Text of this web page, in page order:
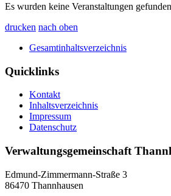
Es wurden keine Veranstaltungen
drucken nach oben
Gesamtinhaltsverzeichnis
Quicklinks
Kontakt
Inhaltsverzeichnis
Impressum
Datenschutz
Verwaltungsgemeinschaft
Edmund-Zimmermann-Straße 3
86470 Thannhausen